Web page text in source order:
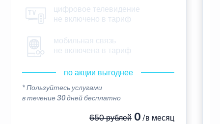
цифровое телевидение
не включено в тариф
мобильная связь
не включена в тариф
по акции выгоднее
* Пользуйтесь услугами
в течение 30 дней бесплатно
650 рублей0 /в месяц